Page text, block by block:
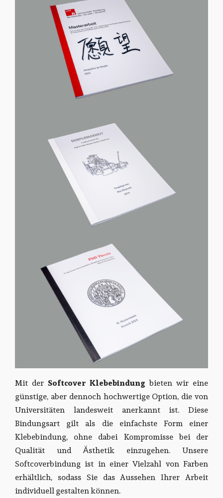
Mit der Softcover Klebebindung bieten wir eine
günstige, aber dennoch hochwertige Option, die von
Universitäten landesweit anerkannt ist. Diese
Bindungsart gilt als die einfachste Form einer
Klebebindung, ohne dabei Kompromisse bei der
Qualität und Ästhetik einzugehen. Unsere
Softcoverbindung ist in einer Vielzahl von Farben
erhältlich, sodass Sie das Aussehen Ihrer Arbeit
individuell gestalten können.